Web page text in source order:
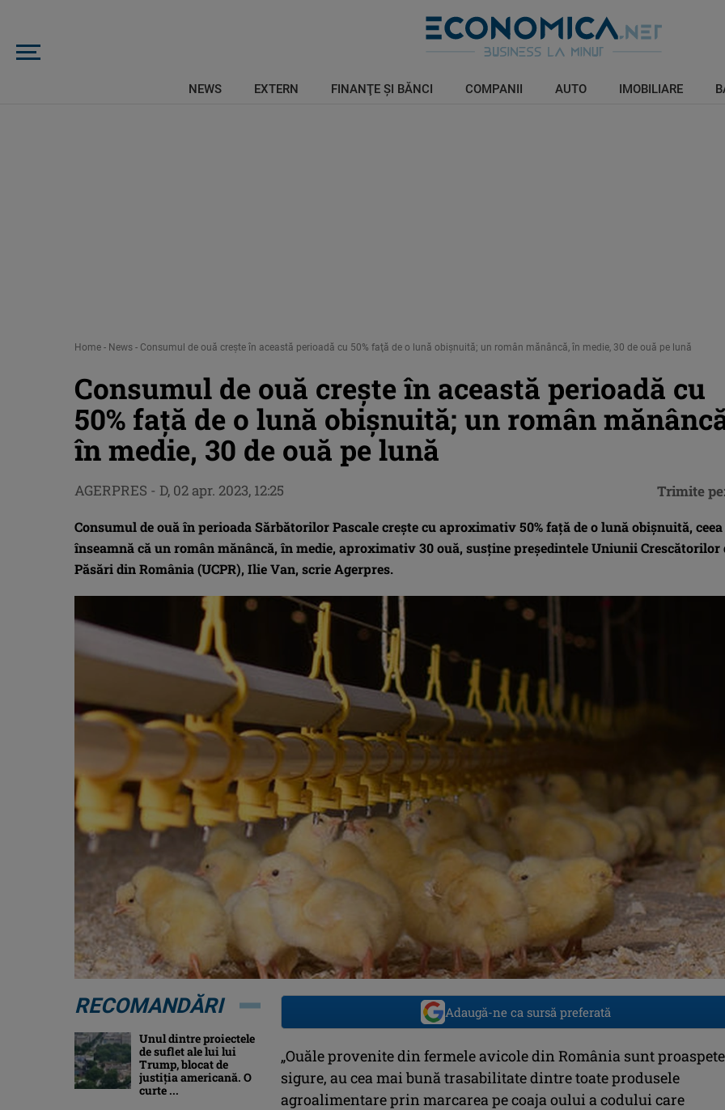
NEWS EXTERN FINANŢE ŞI BĂNCI COMPANII AUTO IMOBILIARE
Home - News - Consumul de ouă creşte în această perioadă cu 50% faţă de o lună obişnuită; un român mănâncă, în medie, 30 de ouă pe lună
Consumul de ouă creşte în această perioadă cu
50% faţă de o lună obişnuită; un român
în medie, 30 de ouă pe lună
Consumul de ouă în perioada Sărbătorilor Pascale creşte cu aproximativ 50% faţă de o lună obişnuită, ceea
înseamnă că un român mănâncă, în medie, aproximativ 30 ouă, susţine preşedintele Uniunii Crescătorilor
Păsări din România (UCPR), Ilie Van, scrie Agerpres.
AGERPRES - D, 02 apr. 2023, 12:25 Trimite pe:
Adaugă-ne ca sursă preferată
„Ouăle provenite din fermele avicole din România sunt
sigure, au cea mai bună trasabilitate dintre toate produsele
agroalimentare prin marcarea pe coaja oului a codului care
RECOMANDĂRI
Unul dintre proiectele
de suflet ale lui lui
Trump, blocat de
justiția americană. O
curte ...